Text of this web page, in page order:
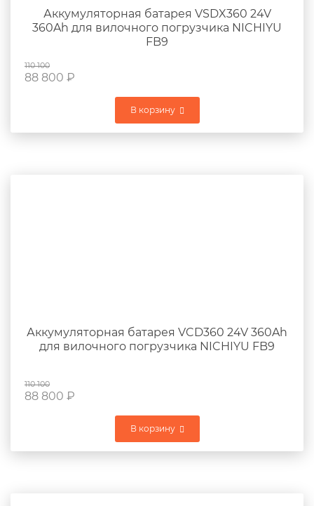
Аккумуляторная батарея VSDX360 24V
360Ah для вилочного погрузчика NICHIYU
FB9
110 100
88 800 ₽
В корзину
Аккумуляторная батарея VCD360 24V 360Ah
для вилочного погрузчика NICHIYU FB9
110 100
88 800 ₽
В корзину